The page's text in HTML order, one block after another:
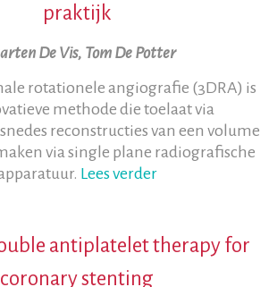
praktijk
De Vis, Tom De Potter
rotationele angiografie (3DRA) is
methode die toelaat via
reconstructies van een volume
via single plane radiografische
Lees verder
antiplatelet therapy for
coronary stenting